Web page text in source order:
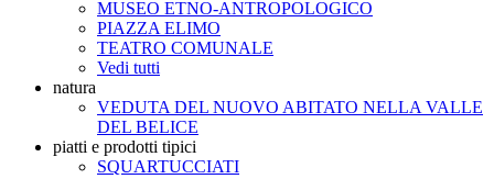
MUSEO ETNO-ANTROPOLOGICO
PIAZZA ELIMO
TEATRO COMUNALE
Vedi tutti
natura
VEDUTA DEL NUOVO ABITATO NELLA VALLE
DEL BELICE
piatti e prodotti tipici
SQUARTUCCIATI